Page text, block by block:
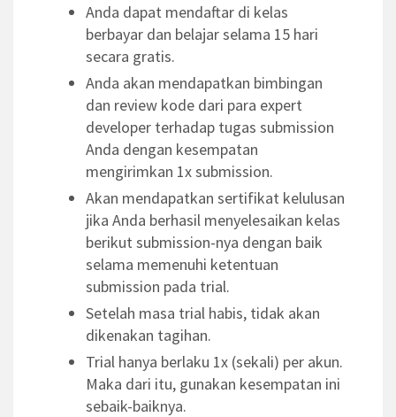
Anda dapat mendaftar di kelas
berbayar dan belajar selama 15 hari
secara gratis.
Anda akan mendapatkan bimbingan
dan review kode dari para expert
developer terhadap tugas submission
Anda dengan kesempatan
mengirimkan 1x submission.
Akan mendapatkan sertifikat kelulusan
jika Anda berhasil menyelesaikan kelas
berikut submission-nya dengan baik
selama memenuhi ketentuan
submission pada trial.
Setelah masa trial habis, tidak akan
dikenakan tagihan.
Trial hanya berlaku 1x (sekali) per akun.
Maka dari itu, gunakan kesempatan ini
sebaik-baiknya.